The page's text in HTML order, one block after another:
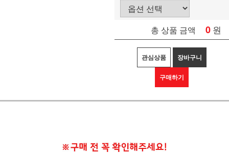
총 상품 금액 0 원
관심상품 장바구니
구매하기